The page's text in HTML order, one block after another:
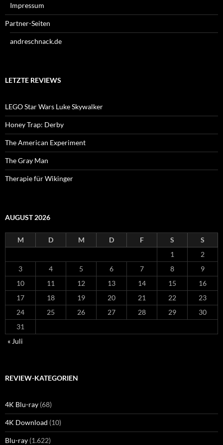
Impressum
Partner-Seiten
andreschnack.de
LETZTE REVIEWS
LEGO Star Wars Luke Skywalker
Honey Trap: Derby
The American Experiment
The Gray Man
Therapie für Wikinger
AUGUST 2026
M D M D F S
S
1
2
3
4 5 6 7 8
9
10
11 12 13 14 15
16
17
18 19 20 21 22
23
24
25 26 27 28 29
30
31
« Juli
REVIEW-KATEGORIEN
4K Blu-ray (68)
4K Download (10)
Blu-ray (1.622)